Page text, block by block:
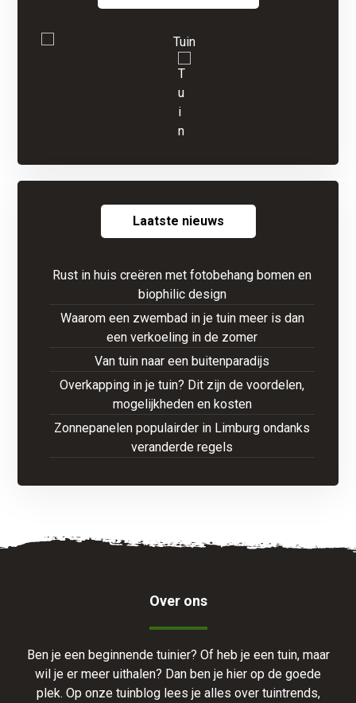
Laatste nieuws
Rust in huis creëren met fotobehang bomen en
biophilic design
Waarom een zwembad in je tuin meer is dan
een verkoeling in de zomer
Van tuin naar een buitenparadijs
Overkapping in je tuin? Dit zijn de voordelen,
mogelijkheden en kosten
Zonnepanelen populairder in Limburg ondanks
veranderde regels
Over ons
Ben je een beginnende tuinier? Of heb je een tuin, maar
wil je er meer uithalen? Dan ben je hier op de goede
plek. Op onze tuinblog lees je alles over tuintrends,